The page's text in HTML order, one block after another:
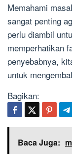
Memahami
sangat penting
perlu diambil
memperhatikan
penyebabnya,
untuk
Bagikan:
Baca Juga: